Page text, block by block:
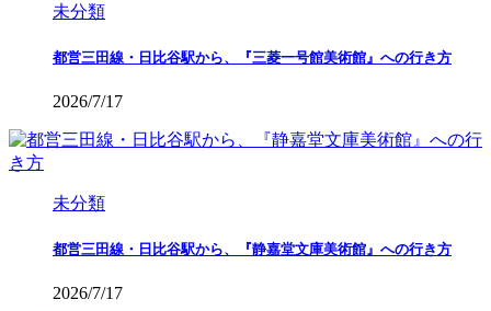
未分類
都営三田線・日比谷駅から、『三菱一号館美術館』への行き方
2026/7/17
未分類
都営三田線・日比谷駅から、『静嘉堂文庫美術館』への行き方
2026/7/17